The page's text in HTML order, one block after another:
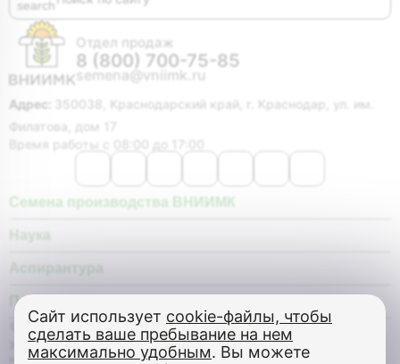
Отдел продаж
8 (800) 700-75-85
semena@vniimk.ru
Адрес:
350038, Краснодарский край, г. Краснодар, ул. им.
Филатова, дом 17
Время работы с 08:00 до 17:00
© Федеральное государственное бюджетное научное
учреждение «Федеральный научный центр «Всероссийский
научно-исследовательский институт масличных культур
Семена производства ВНИИМК
Наука
Аспирантура
Покупателю
Сайт использует cookie-файлы, чтобы
сделать ваше пребывание на нем
максимально удобным. Вы можете